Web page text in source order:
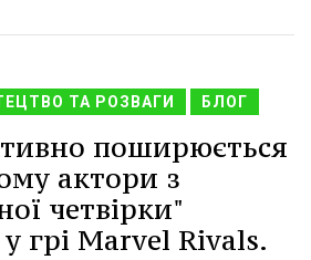
ТА РОЗВАГИ БЛОГ
поширюється
актори з
четвірки"
грі Marvel Rivals.